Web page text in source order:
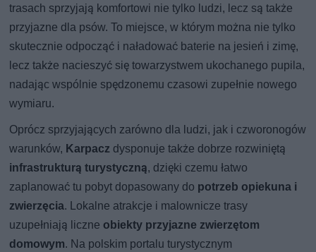
trasach sprzyjają komfortowi nie tylko ludzi, lecz są także
przyjazne dla psów. To miejsce, w którym można nie tylko
skutecznie odpocząć i naładować baterie na jesień i zimę,
lecz także nacieszyć się towarzystwem ukochanego pupila,
nadając wspólnie spędzonemu czasowi zupełnie nowego
wymiaru.
Oprócz sprzyjających zarówno dla ludzi, jak i czworonogów
warunków, Karpacz dysponuje także dobrze rozwiniętą
infrastrukturą turystyczną, dzięki czemu łatwo
zaplanować tu pobyt dopasowany do potrzeb opiekuna i
zwierzęcia. Lokalne atrakcje i malownicze trasy
uzupełniają liczne obiekty przyjazne zwierzętom
domowym. Na polskim portalu turystycznym